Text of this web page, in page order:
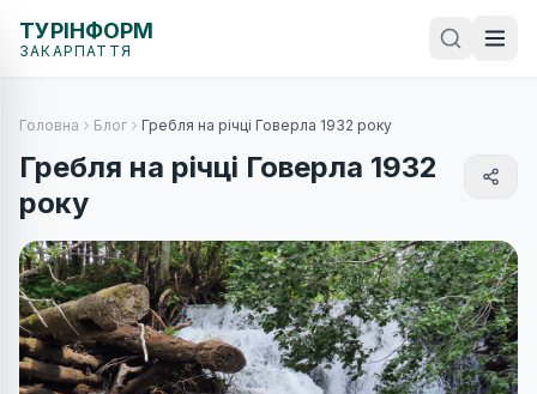
ТУРІНФОРМ
ЗАКАРПАТТЯ
Головна Блог Гребля на річці Говерла 1932 року
Гребля на річці Говерла 1932
року